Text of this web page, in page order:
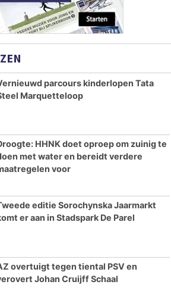
parcours kinderlopen Tata
Marquetteloop
HHNK doet oproep om zuinig te
met water en bereidt verdere
voor
editie Sorochynska Jaarmarkt
er aan in Stadspark De Parel
overtuigt tegen tiental PSV en
Johan Cruijff Schaal